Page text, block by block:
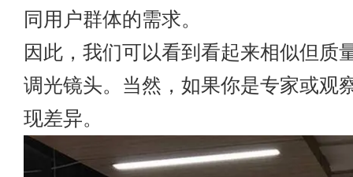
同用户群体的需求。
因此，我们可以看到看起来相似但质
调光镜头。当然，如果你是专家或观
现差异。